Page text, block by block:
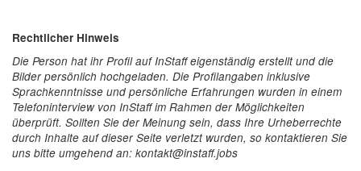
Rechtlicher Hinweis
Die Person hat ihr Profil auf InStaff eigenständig erstellt und die
Bilder persönlich hochgeladen. Die Profilangaben inklusive
Sprachkenntnisse und persönliche Erfahrungen wurden in einem
Telefoninterview von InStaff im Rahmen der Möglichkeiten
überprüft. Sollten Sie der Meinung sein, dass Ihre Urheberrechte
durch Inhalte auf dieser Seite verletzt wurden, so kontaktieren Sie
uns bitte umgehend an: kontakt@instaff.jobs